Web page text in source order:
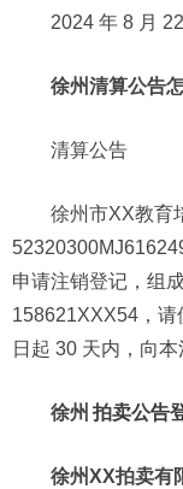
2024 年 8 月
徐州清算公告
清算公告
徐州市XX教育
申请注销登记，组
158621XXX54，请
日起 30 天内，向
徐州 拍卖公告
徐州XX拍卖有